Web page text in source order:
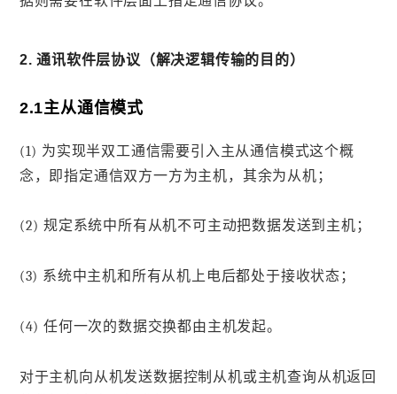
2. 通讯软件层协议（解决逻辑传输的目的）
2.1主从通信模式
(1) 为实现半双工通信需要引入主从通信模式这个概
念，即指定通信双方一方为主机，其余为从机；
(2) 规定系统中所有从机不可主动把数据发送到主机；
(3) 系统中主机和所有从机上电后都处于接收状态；
(4) 任何一次的数据交换都由主机发起。
对于主机向从机发送数据控制从机或主机查询从机返回